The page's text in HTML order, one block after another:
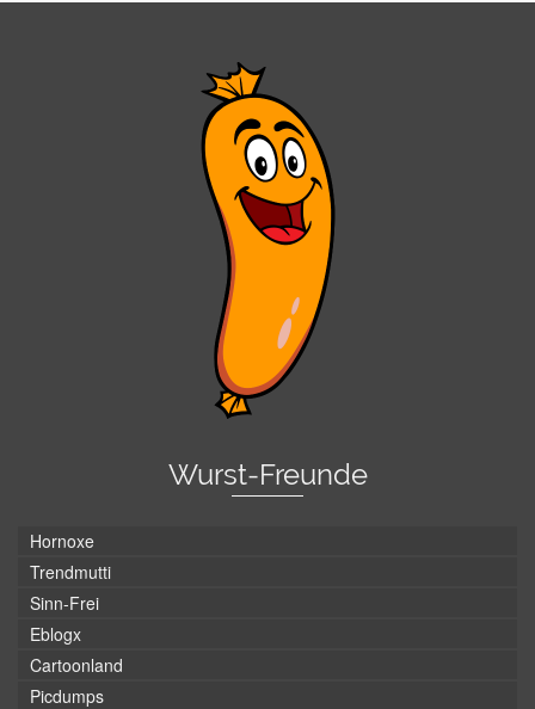
Wurst-Freunde
Hornoxe
Trendmutti
Sinn-Frei
Eblogx
Cartoonland
Picdumps